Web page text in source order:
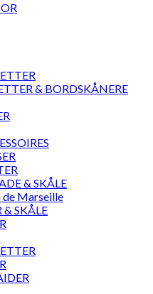
& BORDSKÅNERE
& SKÅLE
de Marseille
& SKÅLE